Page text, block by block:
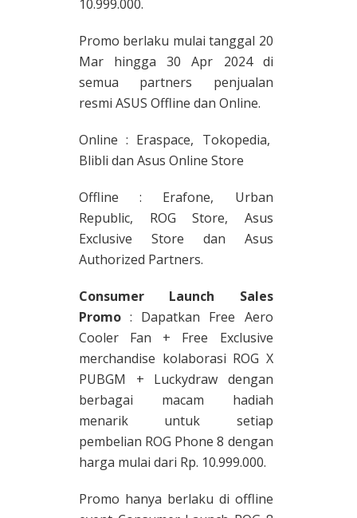
10.999.000.
Promo berlaku mulai tanggal 20
Mar hingga 30 Apr 2024 di
semua partners penjualan
resmi ASUS Offline dan Online.
Online : Eraspace, Tokopedia,
Blibli dan Asus Online Store
Offline : Erafone, Urban
Republic, ROG Store, Asus
Exclusive Store dan Asus
Authorized Partners.
Consumer Launch Sales
Promo : Dapatkan Free Aero
Cooler Fan + Free Exclusive
merchandise kolaborasi ROG X
PUBGM + Luckydraw dengan
berbagai macam hadiah
menarik untuk setiap
pembelian ROG Phone 8 dengan
harga mulai dari Rp. 10.999.000.
Promo hanya berlaku di offline